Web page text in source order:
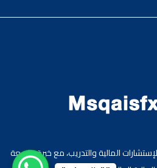
المالية والتدريب، مع خبرة واسعة